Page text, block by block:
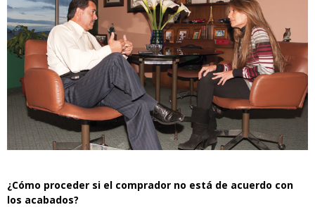
¿Cómo proceder si el comprador no está de acuerdo con
los acabados?